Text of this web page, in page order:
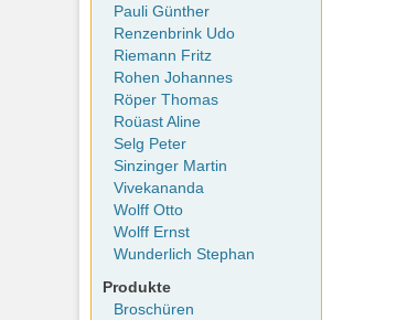
Pauli Günther
Renzenbrink Udo
Riemann Fritz
Rohen Johannes
Röper Thomas
Roüast Aline
Selg Peter
Sinzinger Martin
Vivekananda
Wolff Otto
Wolff Ernst
Wunderlich Stephan
Produkte
Broschüren